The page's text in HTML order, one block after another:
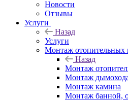
Новости
Отзывы
Услуги
Назад
Услуги
Монтаж отопительных
Назад
Монтаж
Монтаж
Монтаж камина
Монтаж банной,